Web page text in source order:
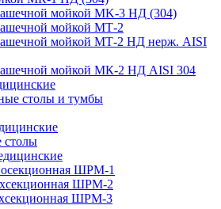
мойкой МK-3 НД (304)
мойкой МТ-2
мойкой МТ-2 НД нерж. AISI
мойкой МК-2 НД AISI 304
столы и тумбы
столы
ШРМ-1
ШРМ-2
ШРМ-3